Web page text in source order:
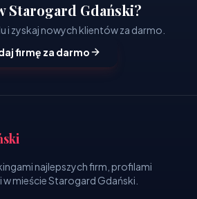
Starogard Gdański?
i zyskaj nowych klientów za darmo.
firmę za darmo
najlepszych firm, profilami
mieście Starogard Gdański.